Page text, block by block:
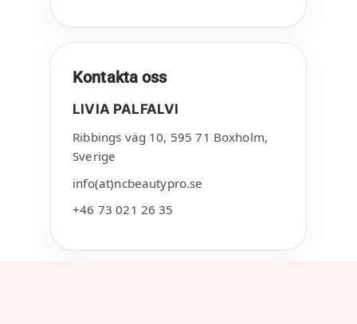
Kontakta oss
LIVIA PALFALVI
Ribbings väg 10, 595 71 Boxholm,
Sverige
info(at)ncbeautypro.se
+46 73 021 26 35